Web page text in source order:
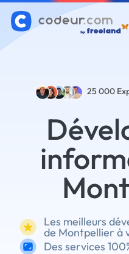
25 000
Les meilleurs
de Montpellier à
Des services